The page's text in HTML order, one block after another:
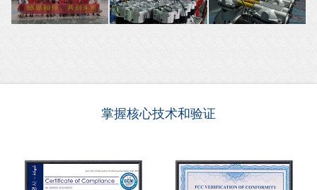
掌握核心技术和验证